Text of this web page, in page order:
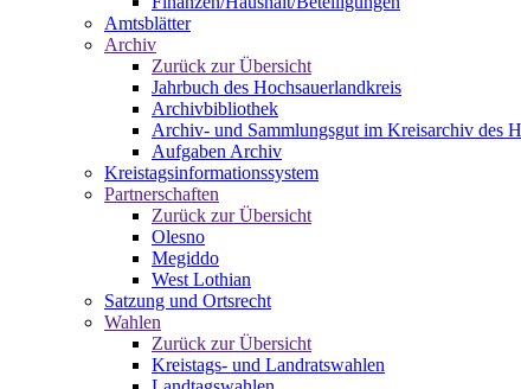
Amtsblätter
Archiv
Zurück zur Übersicht
Jahrbuch des Hochsauerlandkreis
Archivbibliothek
Archiv- und Sammlungsgut im Kreisarchiv des
Aufgaben Archiv
Kreistagsinformationssystem
Partnerschaften
Zurück zur Übersicht
Olesno
Megiddo
West Lothian
Satzung und Ortsrecht
Wahlen
Zurück zur Übersicht
Kreistags- und Landratswahlen